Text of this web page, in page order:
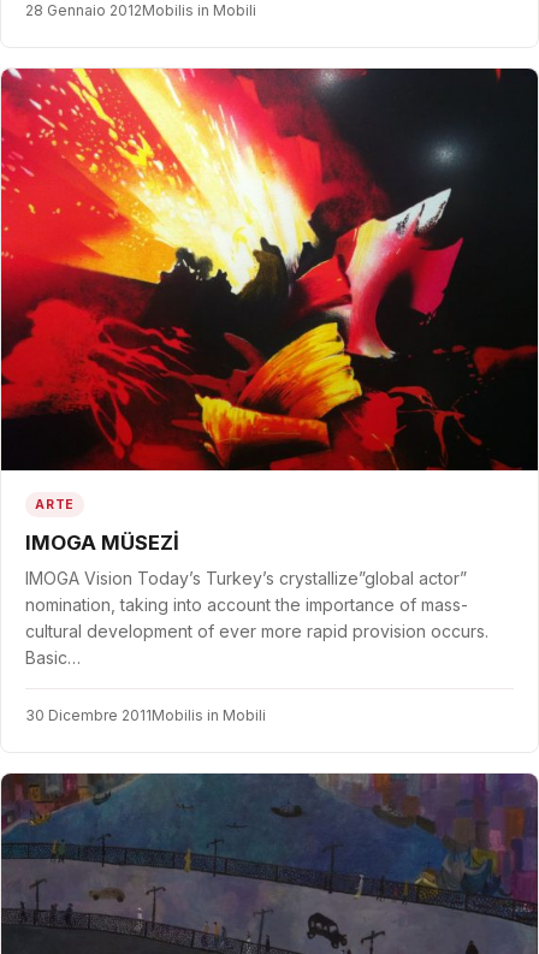
28 Gennaio 2012Mobilis in Mobili
ARTE
IMOGA MÜSEZİ
IMOGA Vision Today’s Turkey’s crystallize”global actor”
nomination, taking into account the importance of mass-
cultural development of ever more rapid provision occurs.
Basic…
30 Dicembre 2011Mobilis in Mobili